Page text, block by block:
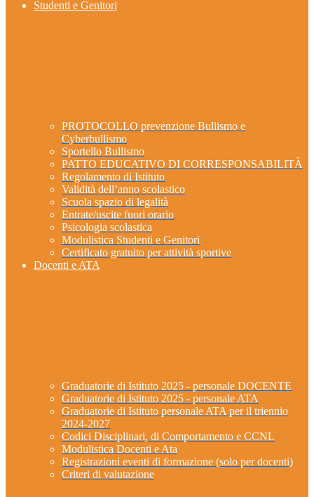
Studenti e Genitori
PROTOCOLLO prevenzione Bullismo e
Cyberbullismo
Sportello Bullismo
PATTO EDUCATIVO DI CORRESPONSABILITÀ
Regolamento di Istituto
Validità dell’anno scolastico
Scuola spazio di legalità
Entrate/uscite fuori orario
Psicologia scolastica
Modulistica Studenti e Genitori
Certificato gratuito per attività sportive
Docenti e ATA
Graduatorie di Istituto 2025 - personale DOCENTE
Graduatorie di Istituto 2025 - personale ATA
Graduatorie di Istituto personale ATA per il triennio
2024-2027
Codici Disciplinari, di Comportamento e CCNL
Modulistica Docenti e Ata
Registrazioni eventi di formazione (solo per docenti)
Criteri di valutazione